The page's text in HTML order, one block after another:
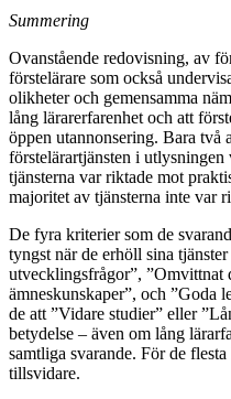
Summering
Ovanstående redovisning, av
förstelärare som också
olikheter och gemensamma
lång lärarerfarenhet och att
öppen utannonsering. Bara två
förstelärartjänsten i
tjänsterna var riktade mot
majoritet av tjänsterna inte var
De fyra kriterier som de
tyngst när de erhöll sina
utvecklingsfrågor”, ”Omvittnat
ämneskunskaper”, och ”Goda
de att ”Vidare studier” eller
betydelse – även om lång
samtliga svarande. För de
tillsvidare.